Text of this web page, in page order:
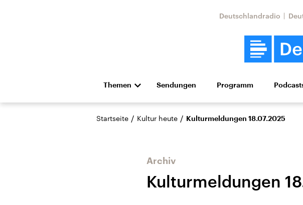
Deutschlandradio
Themen
Die Nachrichten Politik Wirtschaft Wissen
Hörspiel und Feature Musik
Sendungen Programm
Startseite / Kultur heute / Kulturmeldungen 18.07.2025
Archiv
Kulturmeldungen